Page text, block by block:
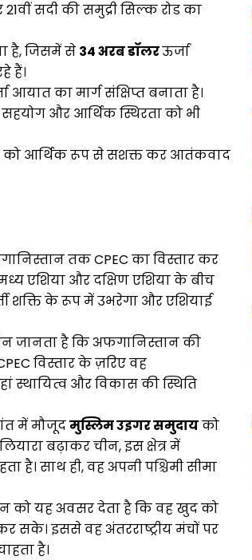
सदी की समुद्री सिल्क रोड का
है, जिसमें से 34 अरब डॉलरऊर्जा
हैं।
आयात का मार्ग संक्षिप्त बनाता है।
और आर्थिक स्थिरता को भी
को आर्थिक रूप से सशक्त कर आतंकवाद
तक CPEC का विस्तार कर
एशिया और दक्षिण एशिया के बीच
शक्ति के रूप में उभरेगा और एशियाई
जानता है कि अफगानिस्तान की
विस्तार के ज़रिए वह
स्थायित्व और विकास की स्थिति
में मौजूदमुस्लिम उइगर समुदायको
बढ़ाकर चीन, इस क्षेत्र में
है। साथ ही, वह अपनी पश्चिमी सीमा
को यह अवसर देता है कि वह खुद को
सके। इससे वह अंतरराष्ट्रीय मंचों पर
है।